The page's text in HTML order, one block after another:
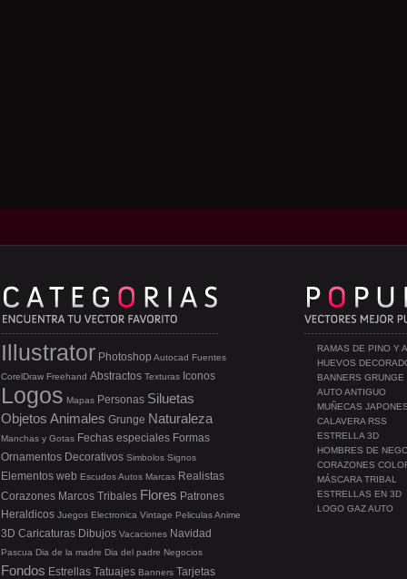
RAMAS DE PINO Y
HUEVOS
BANNERS GRUNGE
AUTO ANTIGUO
MUÑECAS
CALAVERA RSS
ESTRELLA 3D
HOMBRES DE
CORAZONES
MÁSCARA TRIBAL
ESTRELLAS EN 3D
LOGO GAZ AUTO
Illustrator Photoshop Autocad Fuentes
CorelDraw Freehand Abstractos Texturas Iconos
Logos Mapas Personas Siluetas
Objetos Animales Grunge Naturaleza
Manchas y Gotas Fechas especiales Formas
Ornamentos Decorativos Simbolos Signos
Elementos web EscudosAutos Marcas Realistas
Corazones Marcos Tribales Flores Patrones
Heraldicos Juegos Electronica Vintage PeliculasAnime
3D Caricaturas Dibujos Vacaciones Navidad
Pascua Dia de la madre Dia del padre Negocios
Fondos Estrellas Tatuajes Banners Tarjetas